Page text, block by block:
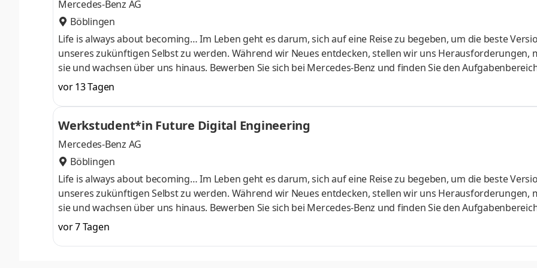
Mercedes-Benz AG
Böblingen
Life is always about becoming… Im Leben geht es darum, sich auf eine Reise zu begeben, um die beste
unseres zukünftigen Selbst zu werden. Während wir Neues entdecken, stellen wir uns Herausforderungen,
sie und wachsen über uns hinaus. Bewerben Sie sich bei Mercedes-Benz und finden Sie den
Sie Ihre Talente individuell entfalten können. Dabei werden Sie von visionären Kolleginnen und Kollegen
die Ihren Pioniergeist teilen. Bei uns einzusteigen bedeutet, Teil eines globalen Teams zu werden, dessen Ziel
die begehrenswertesten Automobile der Welt zu bauen. Together for excellence. Stellennummer:
Aufgaben Die Mercedes-Benz AG
vor 13 Tagen
Werkstudent*in Future Digital Engineering
Mercedes-Benz AG
Böblingen
Life is always about becoming… Im Leben geht es darum, sich auf eine Reise zu begeben, um die beste
unseres zukünftigen Selbst zu werden. Während wir Neues entdecken, stellen wir uns Herausforderungen,
sie und wachsen über uns hinaus. Bewerben Sie sich bei Mercedes-Benz und finden Sie den
Sie Ihre Talente individuell entfalten können. Dabei werden Sie von visionären Kolleginnen und Kollegen
die Ihren Pioniergeist teilen. Bei uns einzusteigen bedeutet, Teil eines globalen Teams zu werden, dessen Ziel
die begehrenswertesten Automobile der Welt zu bauen. Together for excellence. Stellennummer:
vor 7 Tagen